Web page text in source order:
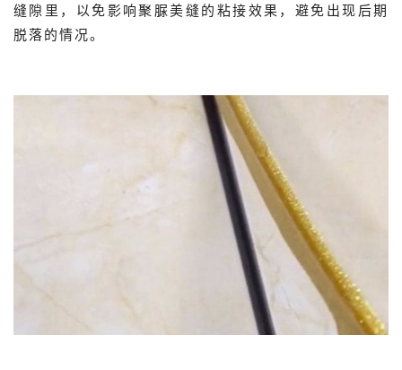
缝隙里，以免影响聚脲美缝的粘接效果，避免出现后期
脱落的情况。